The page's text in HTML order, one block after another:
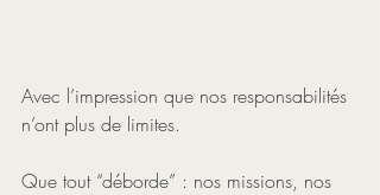
Avec l’impression que nos responsabilités
n’ont plus de limites.
Que tout “déborde” : nos missions, nos